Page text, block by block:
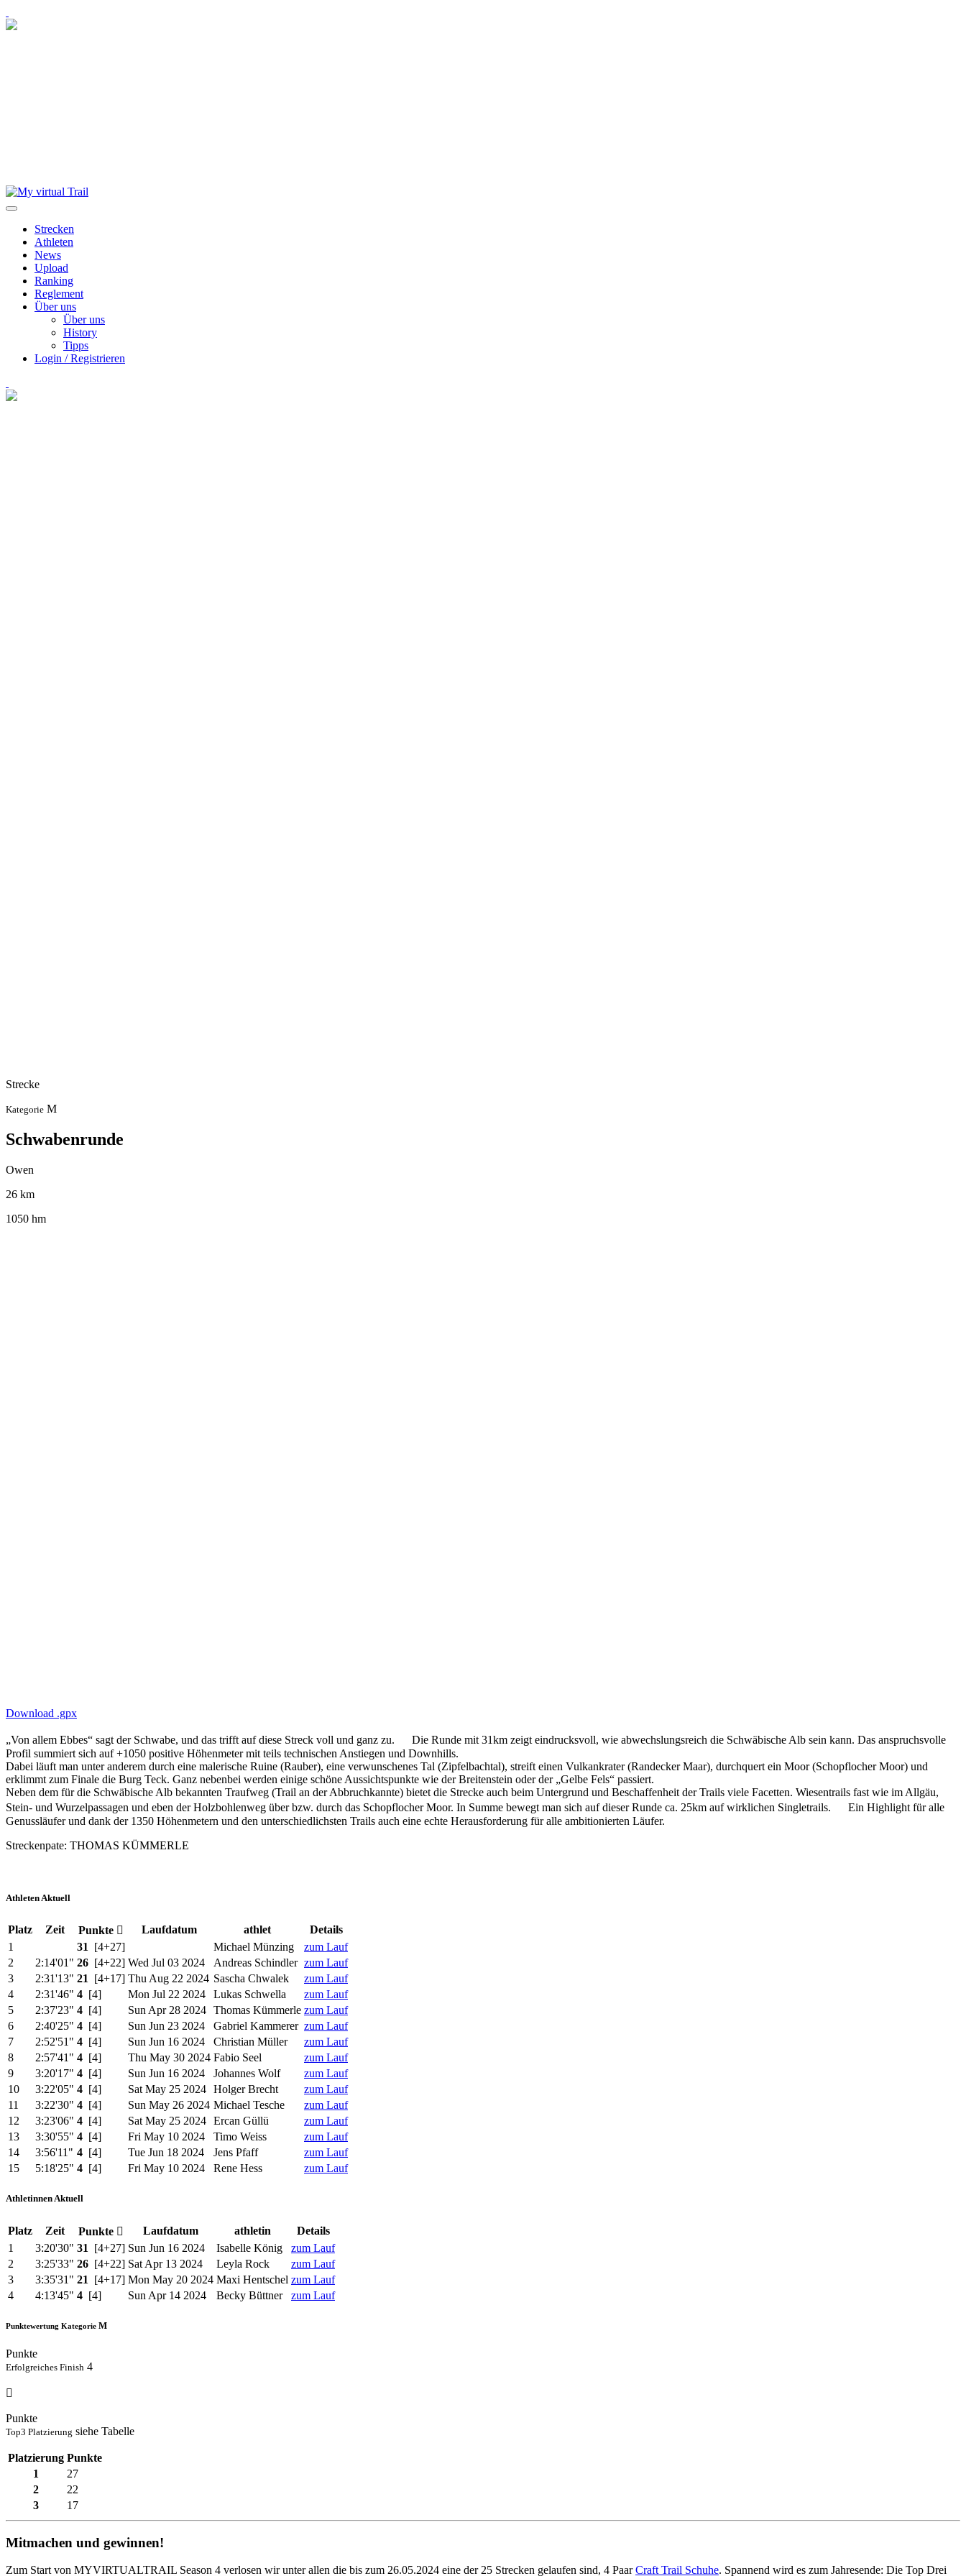
Skip
to
Strecken
Athleten
News
Upload
Ranking
Reglement
Über uns
Über uns
History
Tipps
Login / Registrieren
Strecke
Kategorie M
Schwabenrunde
Owen
26 km
1050 hm
Download .gpx
„Von allem Ebbes“ sagt der Schwabe, und das trifft auf diese Streck voll und ganz zu. Die Runde mit 31km zeigt eindrucksvoll, wie abwechslungsreich die Schwäbische Alb sein kann. Das anspruchsvolle
Profil summiert sich auf +1050 positive Höhenmeter mit teils technischen Anstiegen und Downhills.
Dabei läuft man unter anderem durch eine malerische Ruine (Rauber), eine verwunschenes Tal (Zipfelbachtal), streift einen Vulkankrater (Randecker Maar), durchquert ein Moor (Schopflocher Moor) und
erklimmt zum Finale die Burg Teck. Ganz nebenbei werden einige schöne Aussichtspunkte wie der Breitenstein oder der „Gelbe Fels“ passiert.
Neben dem für die Schwäbische Alb bekannten Traufweg (Trail an der Abbruchkannte) bietet die Strecke auch beim Untergrund und Beschaffenheit der Trails viele Facetten. Wiesentrails fast wie im Allgäu,
Stein- und Wurzelpassagen und eben der Holzbohlenweg über bzw. durch das Schopflocher Moor. In Summe bewegt man sich auf dieser Runde ca. 25km auf wirklichen Singletrails. Ein Highlight für alle
Genussläufer und dank der 1350 Höhenmetern und den unterschiedlichsten Trails auch eine echte Herausforderung für alle ambitionierten Läufer.
Streckenpate: THOMAS KÜMMERLE
Athleten Aktuell
Platz Zeit Punkte Laufdatum athlet
Details
1
31 [4+27] Michael Münzing
zum Lauf
2
2:14'01" 26 [4+22] Wed Jul 03 2024 Andreas Schindler zum Lauf
3
2:31'13" 21 [4+17] Thu Aug 22 2024 Sascha Chwalek
zum Lauf
4
2:31'46" 4 [4] Mon Jul 22 2024 Lukas Schwella
zum Lauf
5
2:37'23" 4 [4] Sun Apr 28 2024 Thomas Kümmerle zum Lauf
6
2:40'25" 4 [4] Sun Jun 23 2024 Gabriel Kammerer zum Lauf
7
2:52'51" 4 [4] Sun Jun 16 2024 Christian Müller
zum Lauf
8
2:57'41" 4 [4] Thu May 30 2024 Fabio Seel
zum Lauf
9
3:20'17" 4 [4] Sun Jun 16 2024 Johannes Wolf
zum Lauf
10
3:22'05" 4 [4] Sat May 25 2024 Holger Brecht
zum Lauf
11
3:22'30" 4 [4] Sun May 26 2024 Michael Tesche
zum Lauf
12
3:23'06" 4 [4] Sat May 25 2024 Ercan Güllü
zum Lauf
13
3:30'55" 4 [4] Fri May 10 2024 Timo Weiss
zum Lauf
14
3:56'11" 4 [4] Tue Jun 18 2024 Jens Pfaff
zum Lauf
15
5:18'25" 4 [4] Fri May 10 2024 Rene Hess zum Lauf
Athletinnen Aktuell
Platz Zeit Punkte Laufdatum athletin
Details
1
3:20'30" 31 [4+27] Sun Jun 16 2024 Isabelle König
zum Lauf
2
3:25'33" 26 [4+22] Sat Apr 13 2024 Leyla Rock
zum Lauf
3
3:35'31" 21 [4+17] Mon May 20 2024 Maxi Hentschel zum Lauf
4
4:13'45" 4 [4] Sun Apr 14 2024 Becky Büttner zum Lauf
Punktewertung Kategorie M
Punkte
Erfolgreiches Finish 4
Punkte
Top3 Platzierung siehe Tabelle
Platzierung Punkte
1
27
2
22
3
17
Mitmachen und gewinnen!
Zum Start von MYVIRTUALTRAIL Season 4 verlosen wir unter allen die bis zum 26.05.2024 eine der 25 Strecken gelaufen sind, 4 PaarCraft Trail Schuhe. Spannend wird es zum Jahresende: Die Top Drei